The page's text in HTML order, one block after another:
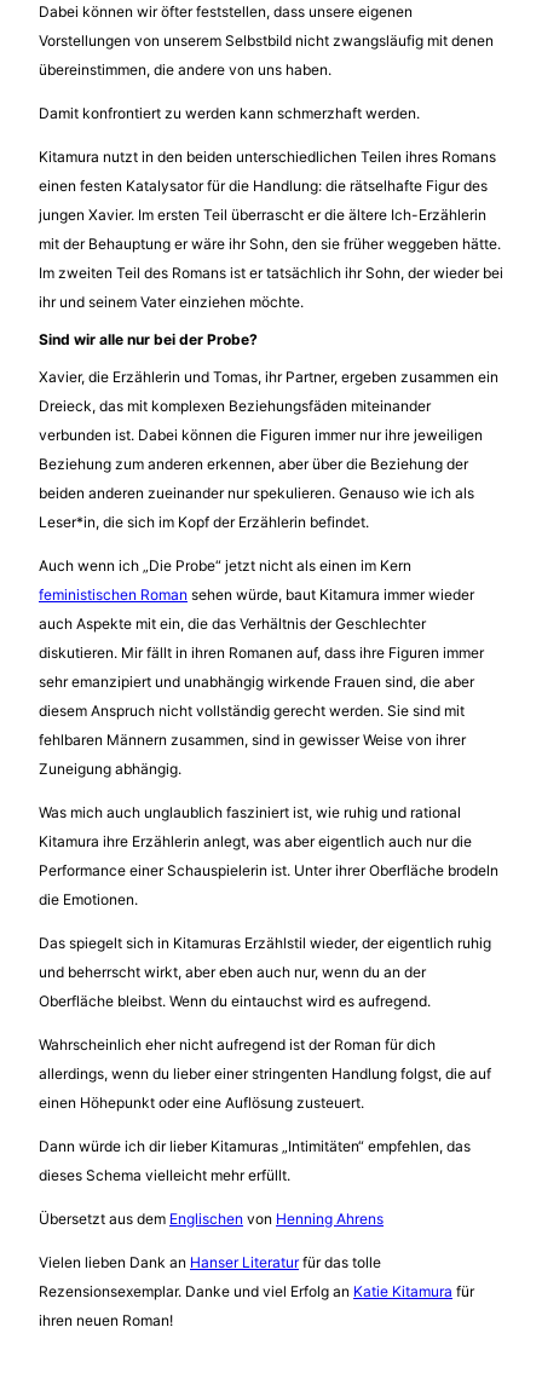
Dabei können wir öfter feststellen, dass unsere eigenen
Vorstellungen von unserem Selbstbild nicht zwangsläufig mit denen
übereinstimmen, die andere von uns haben.
Damit konfrontiert zu werden kann schmerzhaft werden.
Kitamura nutzt in den beiden unterschiedlichen Teilen ihres Romans
einen festen Katalysator für die Handlung: die rätselhafte Figur des
jungen Xavier. Im ersten Teil überrascht er die ältere Ich-Erzählerin
mit der Behauptung er wäre ihr Sohn, den sie früher weggeben hätte.
Im zweiten Teil des Romans ist er tatsächlich ihr Sohn, der wieder bei
ihr und seinem Vater einziehen möchte.
Sind wir alle nur bei der Probe?
Xavier, die Erzählerin und Tomas, ihr Partner, ergeben zusammen ein
Dreieck, das mit komplexen Beziehungsfäden miteinander
verbunden ist. Dabei können die Figuren immer nur ihre jeweiligen
Beziehung zum anderen erkennen, aber über die Beziehung der
beiden anderen zueinander nur spekulieren. Genauso wie ich als
Leser*in, die sich im Kopf der Erzählerin befindet.
Auch wenn ich „Die Probe“ jetzt nicht als einen im Kern
feministischen Roman sehen würde, baut Kitamura immer wieder
auch Aspekte mit ein, die das Verhältnis der Geschlechter
diskutieren. Mir fällt in ihren Romanen auf, dass ihre Figuren immer
sehr emanzipiert und unabhängig wirkende Frauen sind, die aber
diesem Anspruch nicht vollständig gerecht werden. Sie sind mit
fehlbaren Männern zusammen, sind in gewisser Weise von ihrer
Zuneigung abhängig.
Was mich auch unglaublich fasziniert ist, wie ruhig und rational
Kitamura ihre Erzählerin anlegt, was aber eigentlich auch nur die
Performance einer Schauspielerin ist. Unter ihrer Oberfläche brodeln
die Emotionen.
Das spiegelt sich in Kitamuras Erzählstil wieder, der eigentlich ruhig
und beherrscht wirkt, aber eben auch nur, wenn du an der
Oberfläche bleibst. Wenn du eintauchst wird es aufregend.
Wahrscheinlich eher nicht aufregend ist der Roman für dich
allerdings, wenn du lieber einer stringenten Handlung folgst, die auf
einen Höhepunkt oder eine Auflösung zusteuert.
Dann würde ich dir lieber Kitamuras „Intimitäten“ empfehlen, das
dieses Schema vielleicht mehr erfüllt.
Übersetzt aus dem Englischen von Henning Ahrens
Vielen lieben Dank an Hanser Literaturfür das tolle
Rezensionsexemplar. Danke und viel Erfolg an Katie Kitamura für
ihren neuen Roman!